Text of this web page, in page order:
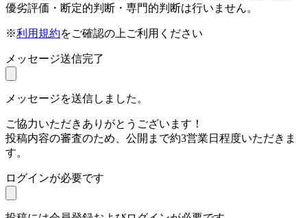
優劣評価・断定的判断・専門的判断は行いません。
※利用規約をご確認の上ご利用ください
メッセージ送信完了
メッセージを送信しました。
ご協力いただきありがとうございます！
投稿内容の審査のため、公開まで約3営業日程度いただきま
す。
ログインが必要です